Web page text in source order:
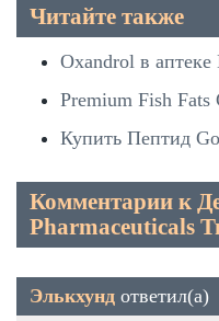
Читайте также
Oxandrol в аптеке
Premium Fish Fats
Купить Пептид
Комментарии к
Pharmaceuticals
Элькхунд ответил(а)